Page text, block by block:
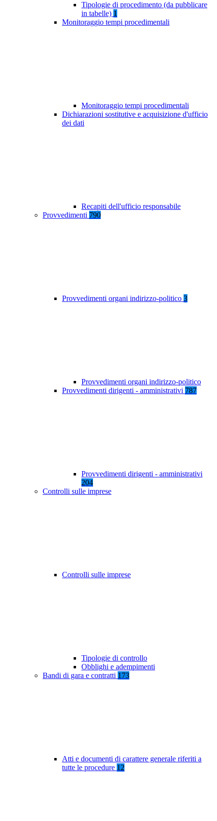
Tipologie di procedimento (da pubblicare
in tabelle) 1
Monitoraggio tempi procedimentali
Monitoraggio tempi procedimentali
Dichiarazioni sostitutive e acquisizione d'ufficio
dei dati
Recapiti dell'ufficio responsabile
Provvedimenti 790
Provvedimenti organi indirizzo-politico 3
Provvedimenti organi indirizzo-politico
Provvedimenti dirigenti - amministrativi 787
Provvedimenti dirigenti - amministrativi
204
Controlli sulle imprese
Controlli sulle imprese
Tipologie di controllo
Obblighi e adempimenti
Bandi di gara e contratti 173
Atti e documenti di carattere generale riferiti a
tutte le procedure 12